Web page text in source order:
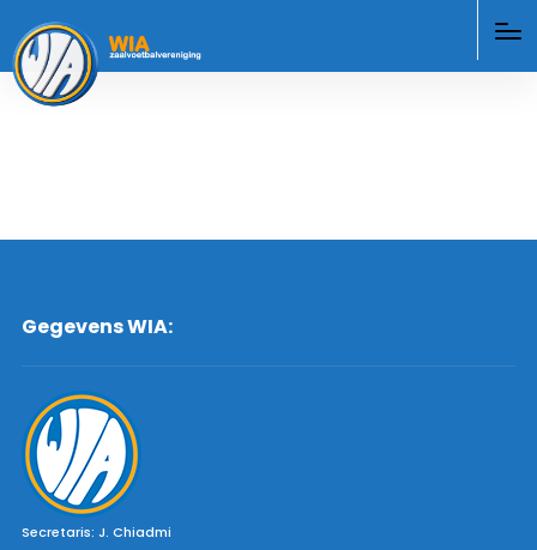
Gegevens WIA:
Secretaris: J. Chiadmi